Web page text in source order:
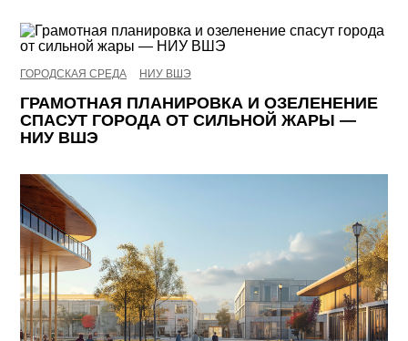
ГОРОДСКАЯ СРЕДА НИУ ВШЭ
ГРАМОТНАЯ ПЛАНИРОВКА И ОЗЕЛЕНЕНИЕ
СПАСУТ ГОРОДА ОТ СИЛЬНОЙ ЖАРЫ —
НИУ ВШЭ